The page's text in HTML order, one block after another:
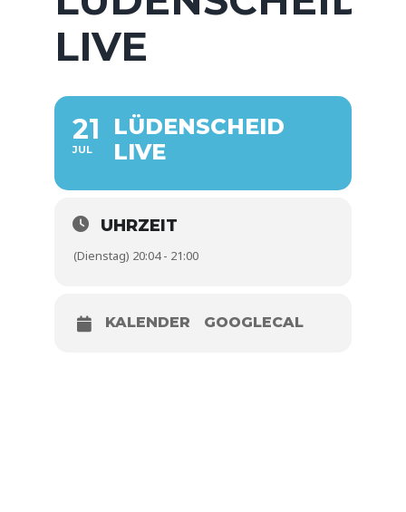
LIVE
21
JUL
LÜDENSCHEID
LIVE
UHRZEIT
(Dienstag) 20:04 - 21:00
KALENDER GOOGLECAL